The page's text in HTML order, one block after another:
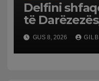
Delfini
të
pushuesit
GUS 8, 2026